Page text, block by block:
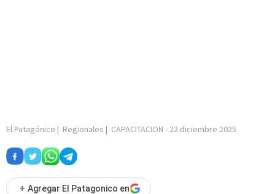
El Patagónico | Regionales | CAPACITACION - 22 diciembre 2025
+ Agregar El Patagonico en